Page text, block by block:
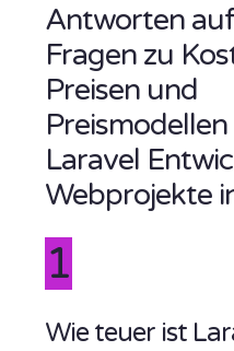
Antworten
Fragen zu
Preisen und
Laravel
Webprojekte
1
Wie teuer ist